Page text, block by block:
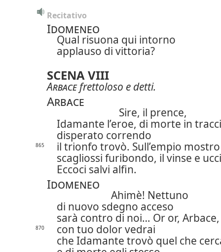
Recitativo
Idomeneo
Qual risuona qui intorno
applauso di vittoria?
SCENA VIII
Arbacefrettoloso e detti.
Arbace
Sire, il prence,
Idamante l’eroe, di morte in
disperato correndo
865
il trionfo trovò. Sull’empio mostro
scagliossi furibondo, il vinse e
Eccoci salvi alfin.
Idomeneo
Ahimè! Nettuno
di nuovo sdegno acceso
sarà contro di noi… Or or, Arbace,
870
con tuo dolor vedrai
che Idamante trovò quel che